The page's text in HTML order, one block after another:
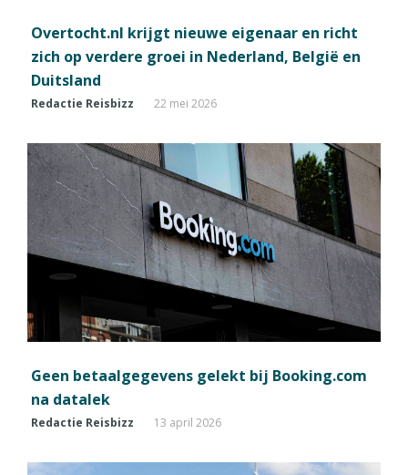
Overtocht.nl krijgt nieuwe eigenaar en richt
zich op verdere groei in Nederland, België en
Duitsland
Redactie Reisbizz 22 mei 2026
Geen betaalgegevens gelekt bij Booking.com
na datalek
Redactie Reisbizz 13 april 2026